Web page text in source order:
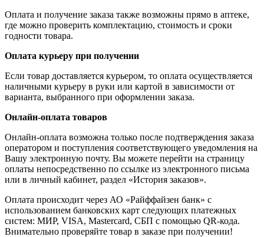
Оплата и получение заказа также возможны прямо в аптеке,
где можно проверить комплектацию, стоимость и сроки
годности товара.
Оплата курьеру при получении
Если товар доставляется курьером, то оплата осуществляется
наличными курьеру в руки или картой в зависимости от
варианта, выбранного при оформлении заказа.
Онлайн-оплата товаров
Онлайн-оплата возможна только после подтверждения заказа
оператором и поступления соответствующего уведомления на
Вашу электронную почту. Вы можете перейти на страницу
оплаты непосредственно по ссылке из электронного письма
или в личный кабинет, раздел «История заказов».
Оплата происходит через АО «Райффайзен банк» с
использованием банковских карт следующих платежных
систем: МИР, VISA, Mastercard, СБП с помощью QR-кода.
Внимательно проверяйте товар в заказе при получении!